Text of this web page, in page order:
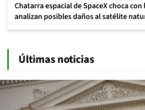
Chatarra espacial de SpaceX choca con
analizan posibles daños al satélite
Últimas noticias